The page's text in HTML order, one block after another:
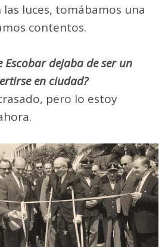
luces, tomábamos una
contentos.
Escobar dejaba de ser un
en ciudad?
pero lo estoy